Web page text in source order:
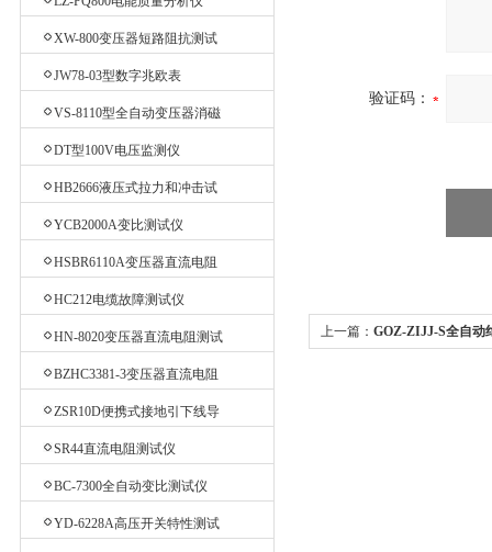
XW-800变压器短路阻抗测试
JW78-03型数字兆欧表
VS-8110型全自动变压器消磁
DT型100V电压监测仪
HB2666液压式拉力和冲击试
YCB2000A变比测试仪
HSBR6110A变压器直流电阻
HC212电缆故障测试仪
HN-8020变压器直流电阻测试
BZHC3381-3变压器直流电阻
ZSR10D便携式接地引下线导
通测试仪
SR44直流电阻测试仪
BC-7300全自动变比测试仪
YD-6228A高压开关特性测试
验证码：
上一篇： GOZ-ZIJJ-S全自动